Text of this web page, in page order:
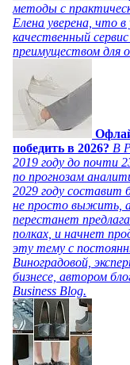
методы с
Елена уверена, что
качественный
преимуществом для
победить в 2026? В
2019 году до почти
по прогнозам
2029 году
не просто выжить, а
перестанет
полках, и начнет
эту тему с
Виноградовой,
бизнесе, автором
Business Blog.